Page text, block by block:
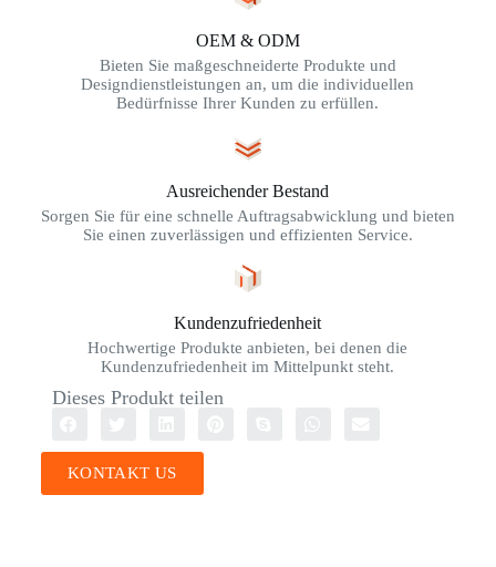
OEM & ODM
Bieten Sie maßgeschneiderte Produkte und
Designdienstleistungen an, um die individuellen
Bedürfnisse Ihrer Kunden zu erfüllen.
Ausreichender Bestand
Sorgen Sie für eine schnelle Auftragsabwicklung und bieten
Sie einen zuverlässigen und effizienten Service.
Kundenzufriedenheit
Hochwertige Produkte anbieten, bei denen die
Kundenzufriedenheit im Mittelpunkt steht.
Dieses Produkt teilen
KONTAKT US